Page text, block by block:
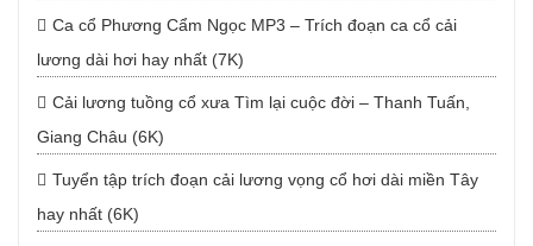
Ca cổ Phương Cẩm Ngọc MP3 – Trích đoạn ca cổ cải
lương dài hơi hay nhất (7K)
Cải lương tuồng cổ xưa Tìm lại cuộc đời – Thanh Tuấn,
Giang Châu (6K)
Tuyển tập trích đoạn cải lương vọng cổ hơi dài miền Tây
hay nhất (6K)